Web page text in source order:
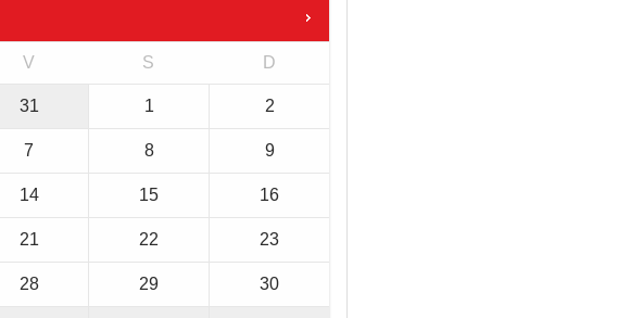
V S D
31 1 2
7 8 9
14 15 16
21 22 23
28 29 30